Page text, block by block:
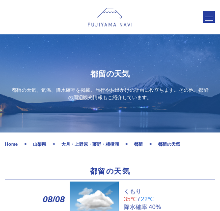
都留の天気
都留の天気、気温、降水確率を掲載。旅行やお出かけの計画に役立ちます。その他、都留
の周辺観光情報もご紹介しています。
Home 山梨県 大月・上野原・藤野・相模湖 都留 都留の天気
都留の天気
08/08
くもり
35℃ /22℃
降水確率 40%